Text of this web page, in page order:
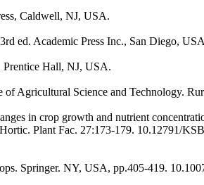
Caldwell, NJ, USA.
ed. Academic Press Inc., San Diego,
Prentice Hall, NJ, USA.
Agricultural Science and Technology.
in crop growth and nutrient
Plant Fac. 27:173-179. 10.12791/
Springer. NY, USA, pp.405-419.